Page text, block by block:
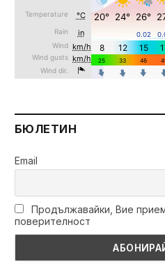
БЮЛЕТИН
Email
Продължавайки, Вие
поверителност